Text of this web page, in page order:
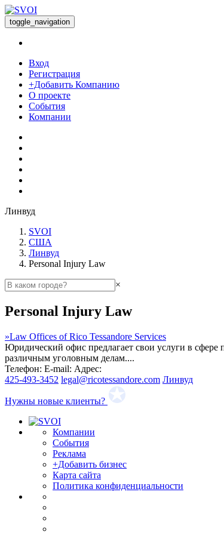
toggle_navigation
Вход
Регистрация
+Добавить Компанию
О проекте
События
Компании
Линвуд
SVOI
США
Линвуд
Personal Injury Law
×
Personal Injury Law
»Law Offices of Rico Tessandore Services
Юридический офис предлагает свои услуги в
различным уголовным делам....
Телефон: E-mail: Адрес:
425-493-3452 legal@ricotessandore.com Линвуд
Нужны новые клиенты?
Компании
События
Реклама
+Добавить бизнес
Карта сайта
Политика конфиденциальности